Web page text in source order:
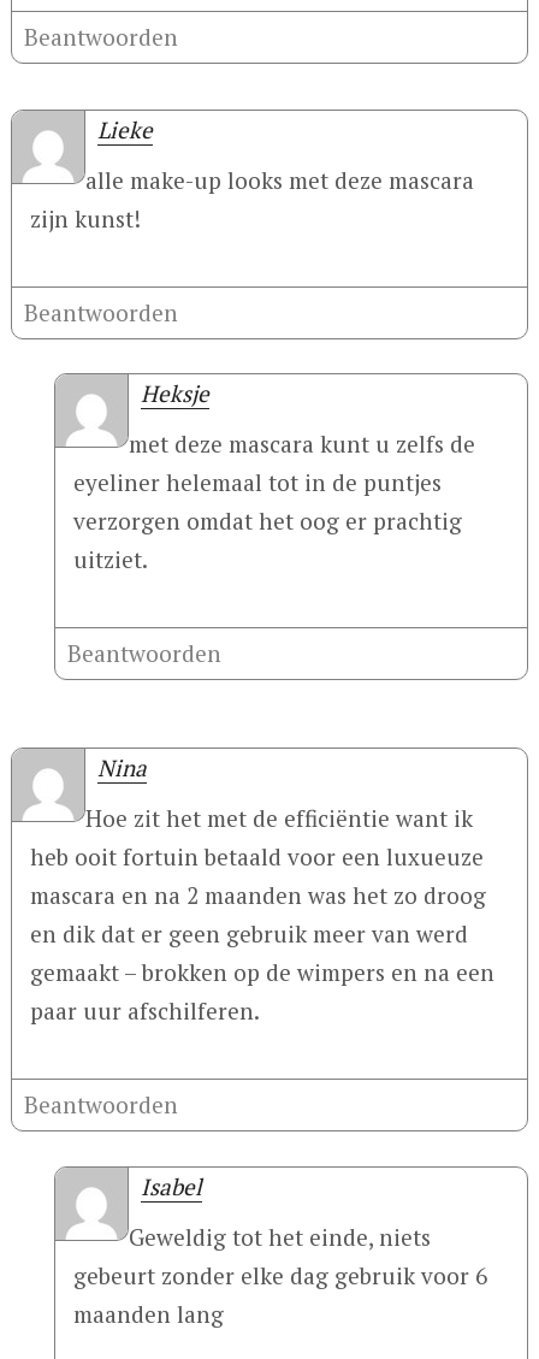
Beantwoorden
Lieke
alle make-up looks met deze mascara
zijn kunst!
Beantwoorden
Heksje
met deze mascara kunt u zelfs de
eyeliner helemaal tot in de puntjes
verzorgen omdat het oog er prachtig
uitziet.
Beantwoorden
Nina
Hoe zit het met de efficiëntie want ik
heb ooit fortuin betaald voor een luxueuze
mascara en na 2 maanden was het zo droog
en dik dat er geen gebruik meer van werd
gemaakt – brokken op de wimpers en na een
paar uur afschilferen.
Beantwoorden
Isabel
Geweldig tot het einde, niets
gebeurt zonder elke dag gebruik voor 6
maanden lang